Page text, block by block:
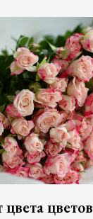
цветов